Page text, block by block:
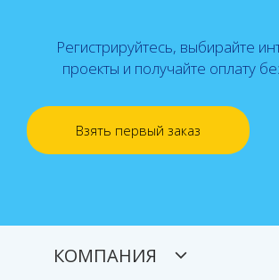
Регистрируйтесь, выбирайте
проекты и получайте оплату
Взять первый заказ
КОМПАНИЯ